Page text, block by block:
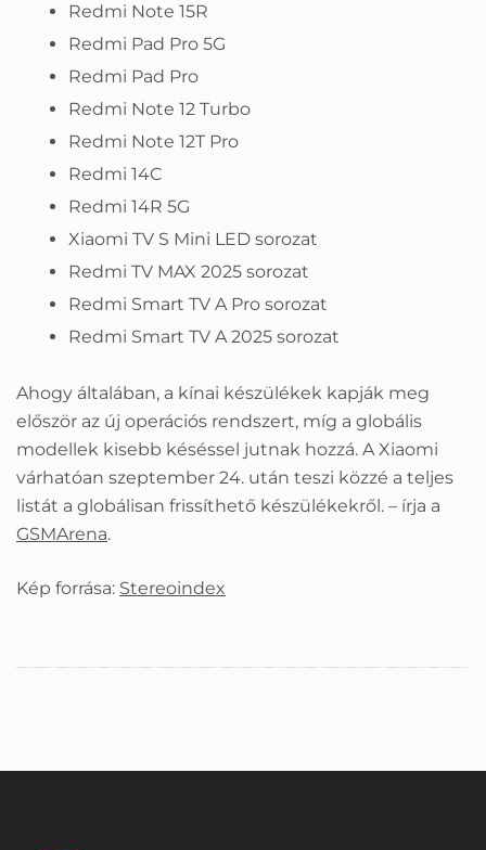
Redmi Note 15R
Redmi Pad Pro 5G
Redmi Pad Pro
Redmi Note 12 Turbo
Redmi Note 12T Pro
Redmi 14C
Redmi 14R 5G
Xiaomi TV S Mini LED sorozat
Redmi TV MAX 2025 sorozat
Redmi Smart TV A Pro sorozat
Redmi Smart TV A 2025 sorozat
Ahogy általában, a kínai készülékek kapják meg
először az új operációs rendszert, míg a globális
modellek kisebb késéssel jutnak hozzá. A Xiaomi
várhatóan szeptember 24. után teszi közzé a teljes
listát a globálisan frissíthető készülékekről. – írja a
GSMArena.
Kép forrása: Stereoindex